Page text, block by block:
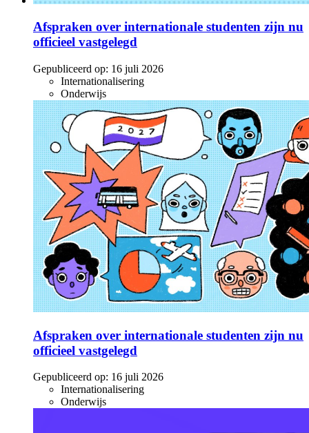
Afspraken over internationale studenten zijn nu
officieel vastgelegd
Gepubliceerd op: 16 juli 2026
Internationalisering
Onderwijs
Afspraken over internationale studenten zijn nu
officieel vastgelegd
Gepubliceerd op: 16 juli 2026
Internationalisering
Onderwijs